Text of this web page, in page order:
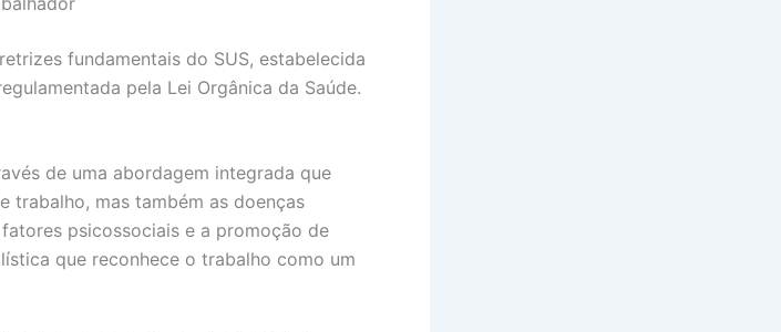
fundamentais do SUS, estabelecida
pela Lei Orgânica da Saúde.
de uma abordagem integrada que
trabalho, mas também as doenças
psicossociais e a promoção de
que reconhece o trabalho como um